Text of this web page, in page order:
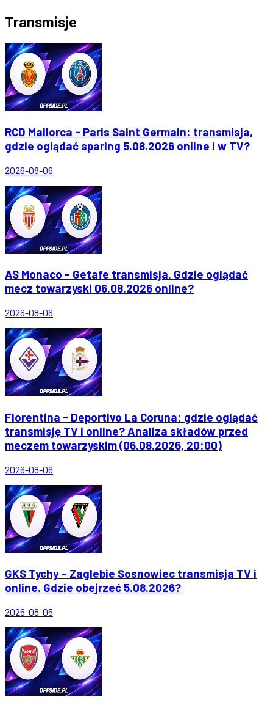
Transmisje
RCD Mallorca - Paris Saint Germain: transmisja,
gdzie oglądać sparing 5.08.2026 online i w TV?
2026-08-06
AS Monaco - Getafe transmisja. Gdzie oglądać
mecz towarzyski 06.08.2026 online?
2026-08-06
Fiorentina - Deportivo La Coruna: gdzie oglądać
transmisję TV i online? Analiza składów przed
meczem towarzyskim (06.08.2026, 20:00)
2026-08-06
GKS Tychy – Zaglebie Sosnowiec transmisja TV i
online. Gdzie obejrzeć 5.08.2026?
2026-08-05